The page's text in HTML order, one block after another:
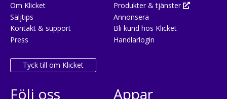
Om Klicket
Säljtips
Kontakt & support
Press
Tyck till om Klicket
Produkter & tjänster
Annonsera
Bli kund hos Klicket
Handlarlogin
Följ oss Appar